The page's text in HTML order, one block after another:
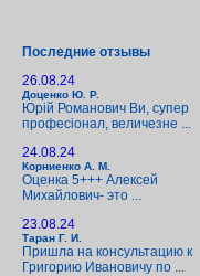
Последние отзывы
26.08.24
Доценко Ю. Р.
Юрій Романович Ви, супер
професіонал, величезне ...
24.08.24
Корниенко А. М.
Оценка 5+++ Алексей
Михайлович- это ...
23.08.24
Таран Г. И.
Пришла на консультацию к
Григорию Ивановичу по ...